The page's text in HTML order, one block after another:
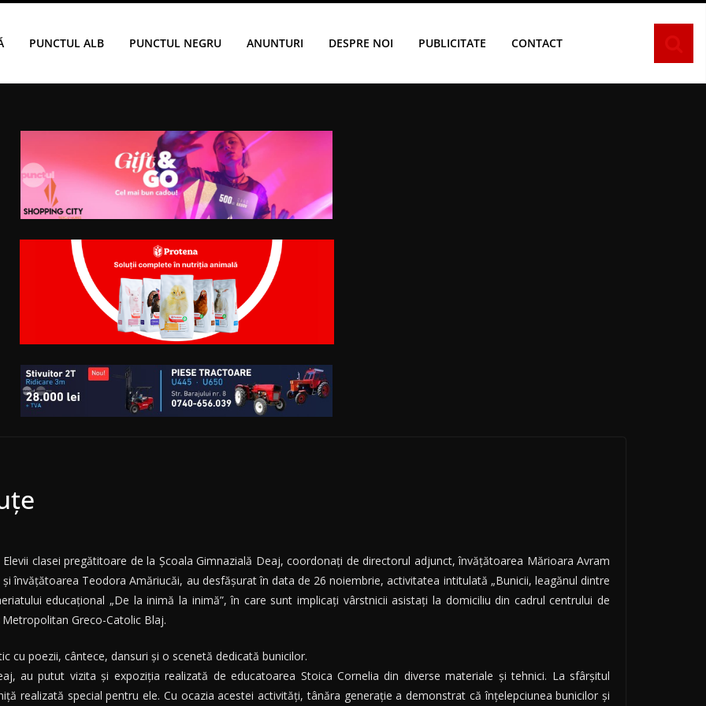
PUNCTUL ALB PUNCTUL NEGRU ANUNTURI DESPRE NOI PUBLICITATE CONTACT
Elevii clasei pregătitoare de la Şcoala Gimnazială Deaj, coordonaţi de directorul adjunct, învăţătoarea Mărioara Avram
şi învăţătoarea Teodora Amăriucăi, au desfășurat în data de 26 noiembrie, activitatea intitulată „Bunicii, leagănul dintre
educaţional „De la inimă la inimă”, în care sunt implicaţi vârstnicii asistaţi la domiciliu din cadrul centrului de
Greco-Catolic Blaj.
cu poezii, cântece, dansuri şi o scenetă dedicată bunicilor.
au putut vizita şi expoziţia realizată de educatoarea Stoica Cornelia din diverse materiale şi tehnici. La sfârşitul
realizată special pentru ele. Cu ocazia acestei activităţi, tânăra generaţie a demonstrat că înţelepciunea bunicilor şi